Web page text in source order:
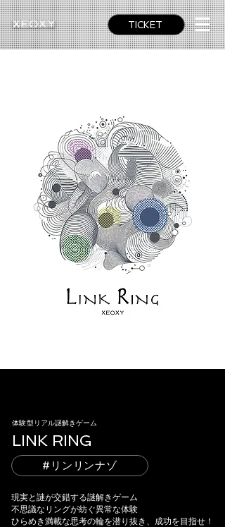
TICKET
体験型リアル謎解きゲーム
LINK RING
現実と謎が交錯する謎解きゲーム
不思議なリングが紡ぐ異常な体験
ひらめき満載な思考の輪を潜り抜き、成功を目指せ！
#リンリンナゾ